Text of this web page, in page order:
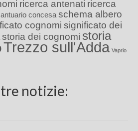
ricerca antenati ricerca
concesa schema albero
cognomi significato dei
storia dei cognomi storia
Trezzo sull'Adda Vaprio
notizie: